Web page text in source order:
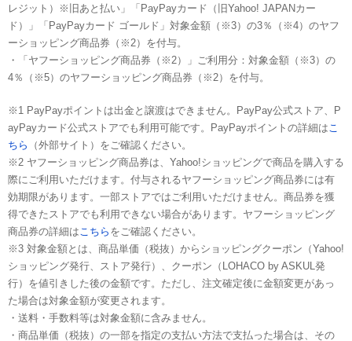
レジット）※旧あと払い」「PayPayカード（旧Yahoo! JAPANカー
ド）」「PayPayカード ゴールド」対象金額（※3）の3％（※4）のヤフ
ーショッピング商品券（※2）を付与。
・「ヤフーショッピング商品券（※2）」ご利用分：対象金額（※3）の
4％（※5）のヤフーショッピング商品券（※2）を付与。
※1 PayPayポイントは出金と譲渡はできません。PayPay公式ストア、P
ayPayカード公式ストアでも利用可能です。PayPayポイントの詳細はこ
ちら
（外部サイト）をご確認ください。
※2 ヤフーショッピング商品券は、Yahoo!ショッピングで商品を購入する
際にご利用いただけます。付与されるヤフーショッピング商品券には有
効期限があります。一部ストアではご利用いただけません。商品券を獲
得できたストアでも利用できない場合があります。ヤフーショッピング
商品券の詳細はこちら をご確認ください。
※3 対象金額とは、商品単価（税抜）からショッピングクーポン（Yahoo!
ショッピング発行、ストア発行）、クーポン（LOHACO by ASKUL発
行）を値引きした後の金額です。ただし、注文確定後に金額変更があっ
た場合は対象金額が変更されます。
・送料・手数料等は対象金額に含みません。
・商品単価（税抜）の一部を指定の支払い方法で支払った場合は、その